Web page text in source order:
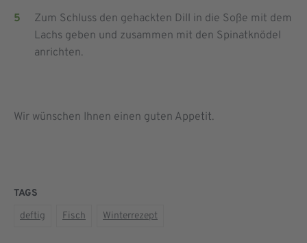
Zum Schluss den gehackten Dill in die Soße mit dem
Lachs geben und zusammen mit den Spinatknödel
anrichten.
Wir wünschen Ihnen einen guten Appetit.
TAGS
deftig
Fisch Winterrezept